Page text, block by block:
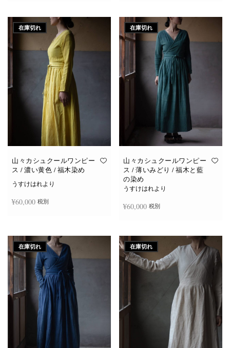
在庫切れ
山々カシュクールワンピー
ス / 濃い黄色 / 福木染め
うすけはれより
¥60,000 税別
在庫切れ
山々カシュクールワンピー
ス / 薄いみどり / 福木と藍
の染め
うすけはれより
¥60,000 税別
在庫切れ 在庫切れ